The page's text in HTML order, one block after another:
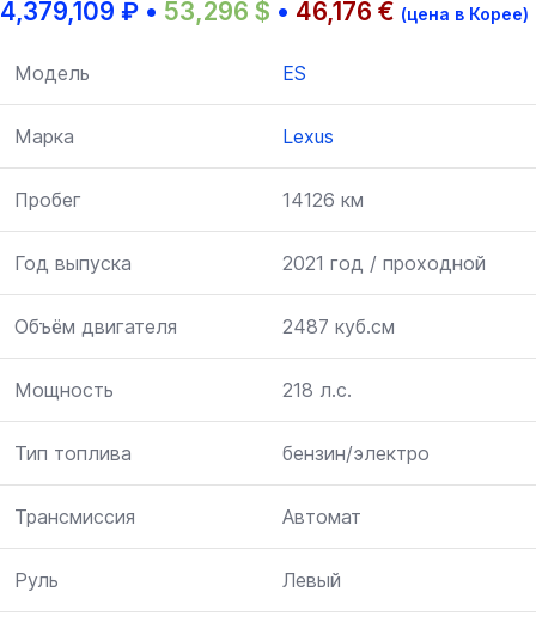
4,379,109 ₽ • 53,296 $ • 46,176 € (цена в Корее)
Модель ES
Марка Lexus
Пробег 14126 км
Год выпуска 2021 год / проходной
Объём двигателя 2487 куб.см
Мощность 218 л.с.
Тип топлива бензин/электро
Трансмиссия Автомат
Руль Левый